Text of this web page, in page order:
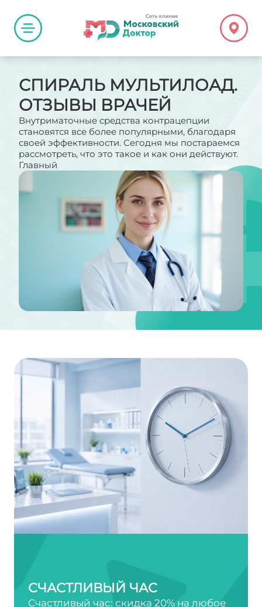
СПИРАЛЬ МУЛЬТИЛОАД.
ОТЗЫВЫ ВРАЧЕЙ
Внутриматочные средства контрацепции
становятся все более популярными, благодаря
своей эффективности. Сегодня мы постараемся
рассмотреть, что это такое и как они действуют.
Главный
СЧАСТЛИВЫЙ ЧАС
Счастливый час: скидка 20% на любое